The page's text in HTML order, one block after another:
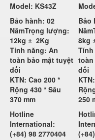
Model: KS43Z
Bảo hành: 02
NămTrọng lượng:
12kg ± 2Kg
Tính năng: An
toàn bảo mật tuyệt
đối
KTN: Cao 200 *
Rộng 430 * Sâu
370 mm
Hotline
International:
(+84) 98 2770404
Bảo
Năm
8kg
đối
250